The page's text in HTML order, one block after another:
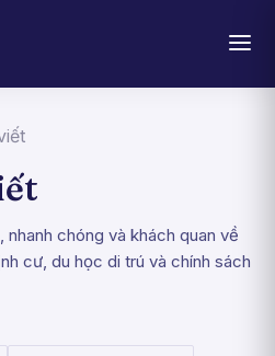
chóng và khách quan về
cư, du học di trú và chính sách